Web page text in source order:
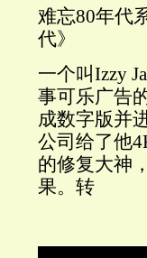
难忘80年代
代》
一个叫Izzy
事可乐广告
成数字版并
公司给了他
的修复大神
果。转